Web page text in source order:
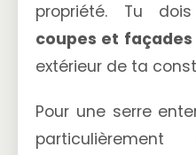
propriété. Tu
coupes et façades
extérieur de ta
Pour une serre
particulièrement